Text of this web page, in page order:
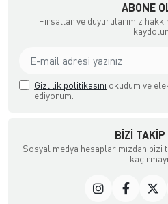
ABONE
Fırsatlar ve duyurularımız
Gizlilik politikasını okudum ve
ediyorum.
BIZI TAKIP
Sosyal medya hesaplarımızdan